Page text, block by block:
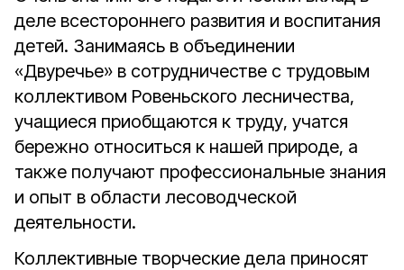
деле всестороннего развития и воспитания
детей. Занимаясь в объединении
«Двуречье» в сотрудничестве с трудовым
коллективом Ровеньского лесничества,
учащиеся приобщаются к труду, учатся
бережно относиться к нашей природе, а
также получают профессиональные знания
и опыт в области лесоводческой
деятельности.
Коллективные творческие дела приносят